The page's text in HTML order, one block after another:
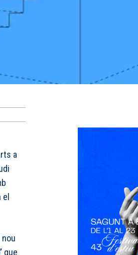
a
nou
que